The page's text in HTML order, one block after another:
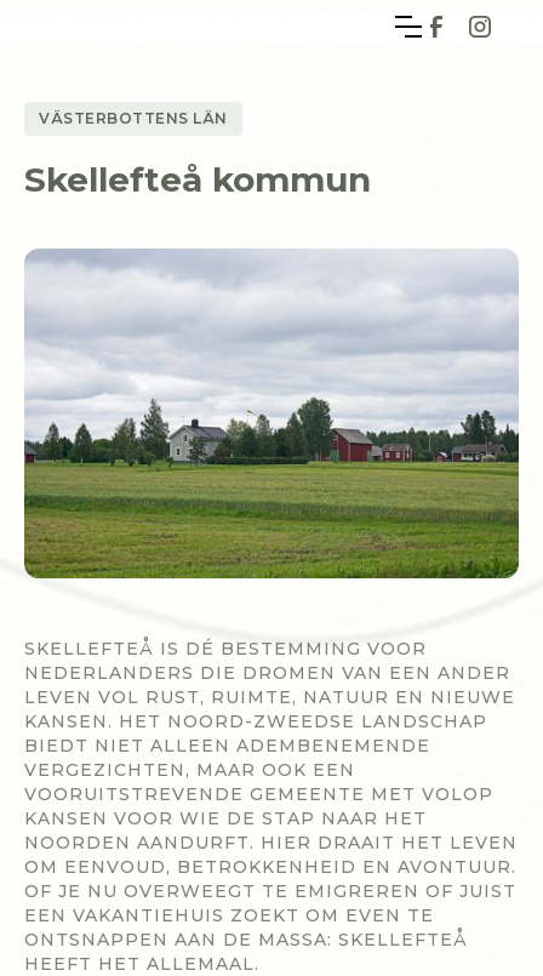
VÄSTERBOTTENS LÄN
Skellefteå kommun
SKELLEFTEÅ IS DÉ BESTEMMING VOOR
NEDERLANDERS DIE DROMEN VAN EEN ANDER
LEVEN VOL RUST, RUIMTE, NATUUR EN NIEUWE
KANSEN. HET NOORD-ZWEEDSE LANDSCHAP
BIEDT NIET ALLEEN ADEMBENEMENDE
VERGEZICHTEN, MAAR OOK EEN
VOORUITSTREVENDE GEMEENTE MET VOLOP
KANSEN VOOR WIE DE STAP NAAR HET
NOORDEN AANDURFT. HIER DRAAIT HET LEVEN
OM EENVOUD, BETROKKENHEID EN AVONTUUR.
OF JE NU OVERWEEGT TE EMIGREREN OF JUIST
EEN VAKANTIEHUIS ZOEKT OM EVEN TE
ONTSNAPPEN AAN DE MASSA: SKELLEFTEÅ
HEEFT HET ALLEMAAL.